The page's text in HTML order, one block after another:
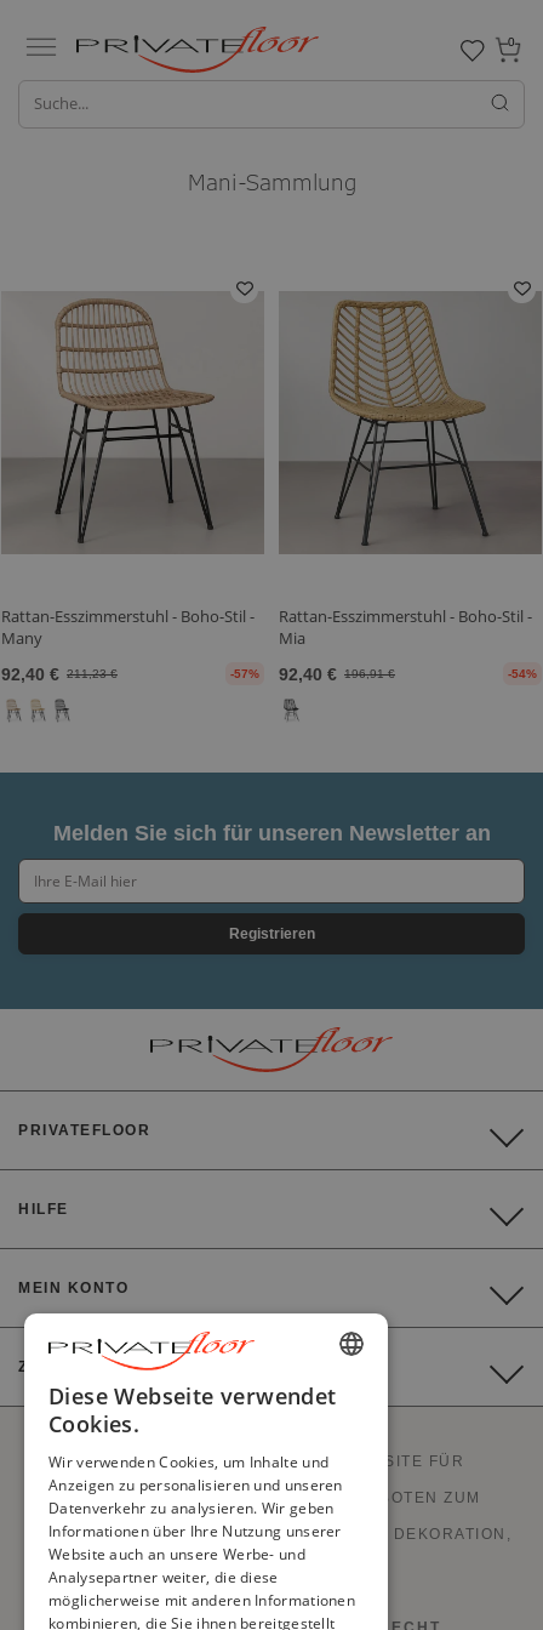
0
Mani-Sammlung
Rattan-Esszimmerstuhl - Boho-Stil -
Many
92,40 € 211,23 € -57%
Rattan-Esszimmerstuhl - Boho-Stil -
Mia
92,40 € 196,91 € -54%
Melden Sie sich für unseren Newsletter an
Registrieren
PRIVATEFLOOR
HILFE
MEIN KONTO
ZAHLUNG
PRIVATEFLOOR IST DIE ERSTE WEBSITE FÜR
WERKSVERKÄUFE UND GUTEN ANGEBOTEN ZUM
FABRIKPREIS. STILVOLLE MÖBEL, SOFAS, DEKORATION,
LAMPEN UND KAMINE.
ENGLISH
DUTCH
GERMAN
ITALIAN
PORTUGUESE
Diese Webseite verwendet
Cookies.
Wir verwenden Cookies, um Inhalte und
Anzeigen zu personalisieren und unseren
Datenverkehr zu analysieren. Wir geben
Informationen über Ihre Nutzung unserer
Website auch an unsere Werbe- und
Analysepartner weiter, die diese
möglicherweise mit anderen Informationen
kombinieren, die Sie ihnen bereitgestellt